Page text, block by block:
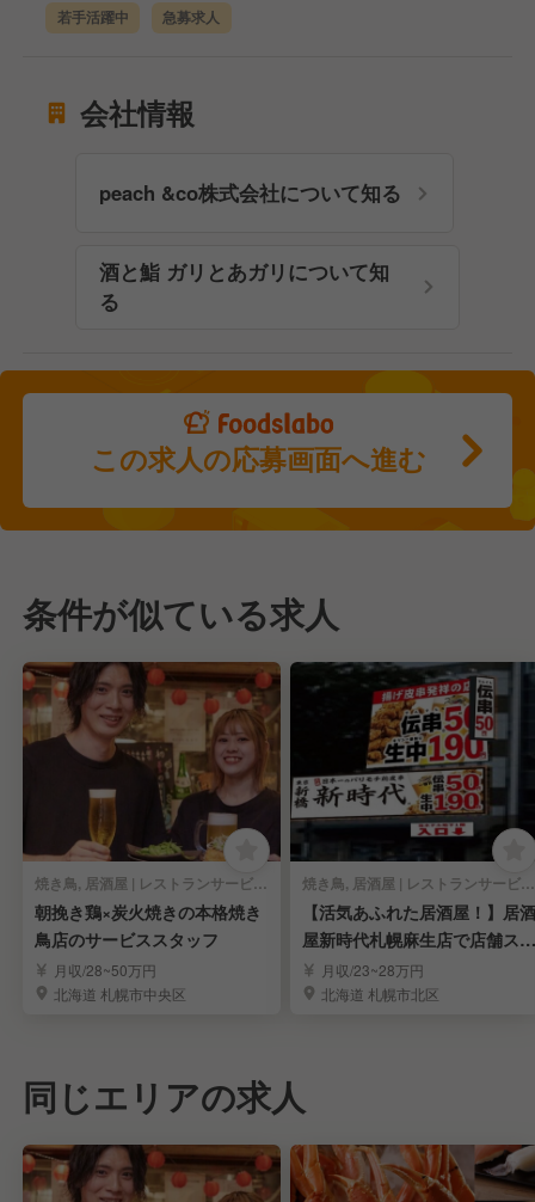
若手活躍中 急募求人
会社情報
peach &co株式会社について知る
酒と鮨 ガリとあガリについて知
る
この求人の応募画面へ進む
条件が似ている求人
焼き鳥, 居酒屋 | レストランサービス・ホールスタッフ
朝挽き鶏×炭火焼きの本格焼き
鳥店のサービススタッフ
月収/28~50万円
北海道 札幌市中央区
焼き鳥, 居酒屋 | レストランサービス・ホールスタッフ
【活気あふれた居酒屋！】居酒
屋新時代札幌麻生店で店舗スタ
ッフを募集！
月収/23~28万円
北海道 札幌市北区
同じエリアの求人